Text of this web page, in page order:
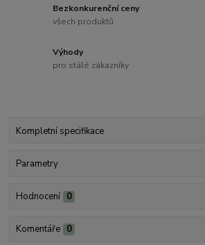
Bezkonkurenční ceny
všech produktů
Výhody
pro stálé zákazníky
Kompletní specifikace
Parametry
Hodnocení 0
Komentáře 0